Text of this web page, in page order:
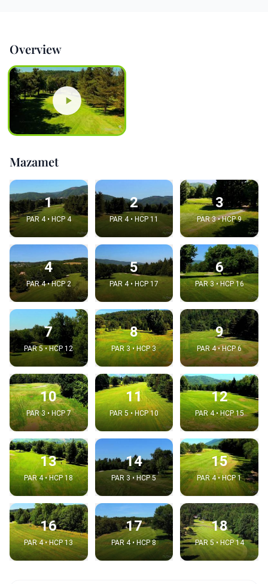
Overview
Mazamet
1
PAR 4 • HCP 4
2
PAR 4 • HCP 11
3
PAR 3 • HCP 9
4
PAR 4 • HCP 2
5
PAR 4 • HCP 17
6
PAR 3 • HCP 16
7
PAR 5 • HCP 12
8
PAR 3 • HCP 3
9
PAR 4 • HCP 6
10
PAR 3 • HCP 7
11
PAR 5 • HCP 10
12
PAR 4 • HCP 15
13
PAR 4 • HCP 18
14
PAR 3 • HCP 5
15
PAR 4 • HCP 1
16
PAR 4 • HCP 13
17
PAR 4 • HCP 8
18
PAR 5 • HCP 14